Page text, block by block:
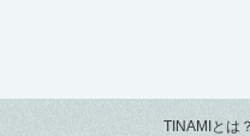
TINAMIとは？